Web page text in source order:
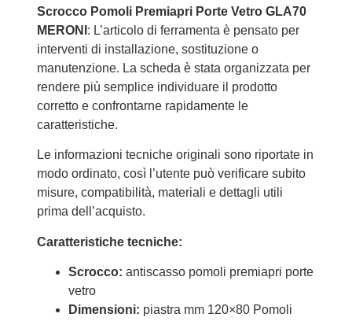
Scrocco Pomoli Premiapri Porte Vetro GLA70
MERONI : L’articolo di ferramenta è pensato per
interventi di installazione, sostituzione o
manutenzione. La scheda è stata organizzata per
rendere più semplice individuare il prodotto
corretto e confrontarne rapidamente le
caratteristiche.
Le informazioni tecniche originali sono riportate in
modo ordinato, così l’utente può verificare subito
misure, compatibilità, materiali e dettagli utili
prima dell’acquisto.
Caratteristiche tecniche:
Scrocco: antiscasso pomoli premiapri porte
vetro
Dimensioni: piastra mm 120×80 Pomoli